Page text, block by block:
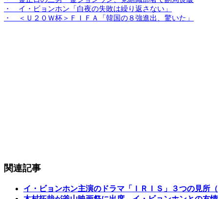
・ イ・ビョンホン「白夜の失敗は繰り返さない」
・ ＜Ｕ２０Ｗ杯＞ＦＩＦＡ「韓国の８強進出、驚いた」
関連記事
イ・ビョンホン主演のドラマ「ＩＲＩＳ」３つの見所（